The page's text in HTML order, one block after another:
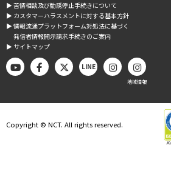
▶︎ 苦情相談及び勧誘停止手続きについて
▶︎ カスタマーハラスメントに対する基本方針
▶︎ 情報流通プラットフォーム対処法に基づく
発信者情報開示請求手続きのご案内
▶︎ サイトマップ
LINE
地域情報
Copyright © NCT. All rights reserved.